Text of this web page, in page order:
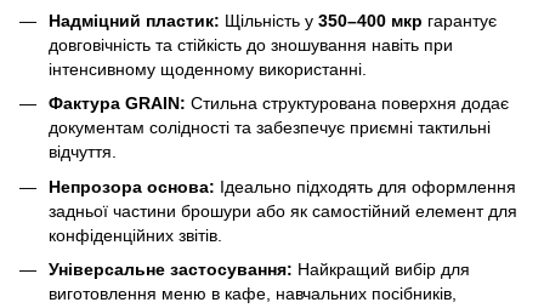
Надміцний пластик: Щільність у 350–400 мкр гарантує
довговічність та стійкість до зношування навіть при
інтенсивному щоденному використанні.
Фактура GRAIN: Стильна структурована поверхня додає
документам солідності та забезпечує приємні тактильні
відчуття.
Непрозора основа: Ідеально підходять для оформлення
задньої частини брошури або як самостійний елемент для
конфіденційних звітів.
Універсальне застосування: Найкращий вибір для
виготовлення меню в кафе, навчальних посібників,